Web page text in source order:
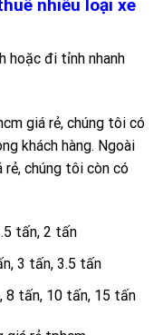
nhiều loại xe
hoặc đi tỉnh nhanh
giá rẻ, chúng tôi có
khách hàng. Ngoài
chúng tôi còn có
tấn, 2 tấn
3 tấn, 3.5 tấn
8 tấn, 10 tấn, 15 tấn